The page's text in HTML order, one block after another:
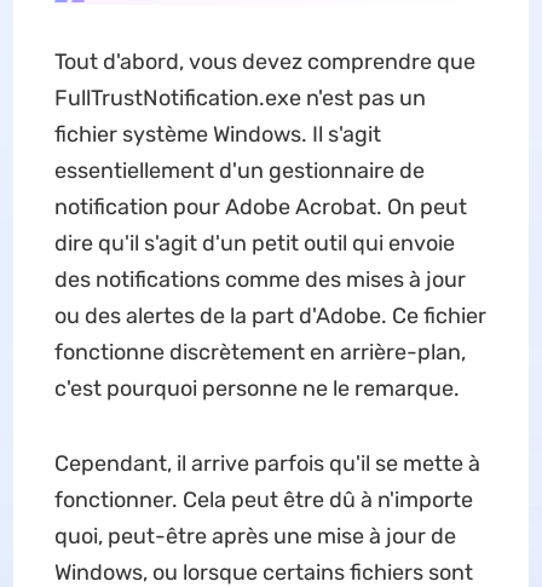
Tout d'abord, vous devez comprendre que
FullTrustNotification.exe n'est pas un
fichier système Windows. Il s'agit
essentiellement d'un gestionnaire de
notification pour Adobe Acrobat. On peut
dire qu'il s'agit d'un petit outil qui envoie
des notifications comme des mises à jour
ou des alertes de la part d'Adobe. Ce fichier
fonctionne discrètement en arrière-plan,
c'est pourquoi personne ne le remarque.
Cependant, il arrive parfois qu'il se mette à
fonctionner. Cela peut être dû à n'importe
quoi, peut-être après une mise à jour de
Windows, ou lorsque certains fichiers sont